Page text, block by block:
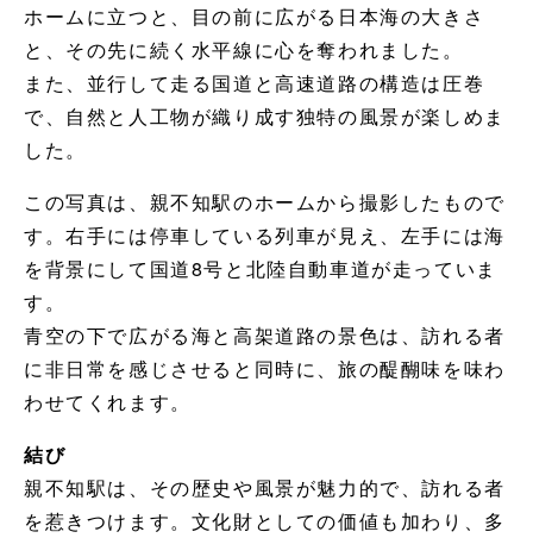
ホームに立つと、目の前に広がる日本海の大きさ
と、その先に続く水平線に心を奪われました。
また、並行して走る国道と高速道路の構造は圧巻
で、自然と人工物が織り成す独特の風景が楽しめま
した。
この写真は、親不知駅のホームから撮影したもので
す。右手には停車している列車が見え、左手には海
を背景にして国道8号と北陸自動車道が走っていま
す。
青空の下で広がる海と高架道路の景色は、訪れる者
に非日常を感じさせると同時に、旅の醍醐味を味わ
わせてくれます。
結び
親不知駅は、その歴史や風景が魅力的で、訪れる者
を惹きつけます。文化財としての価値も加わり、多